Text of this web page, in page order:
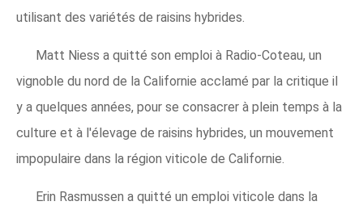
utilisant des variétés de raisins hybrides.
Matt Niess a quitté son emploi à Radio-Coteau, un
vignoble du nord de la Californie acclamé par la critique il
y a quelques années, pour se consacrer à plein temps à la
culture et à l'élevage de raisins hybrides, un mouvement
impopulaire dans la région viticole de Californie.
Erin Rasmussen a quitté un emploi viticole dans la